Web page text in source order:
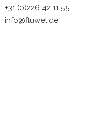
+31 (0)226 42 11 55
info@fluwel.de